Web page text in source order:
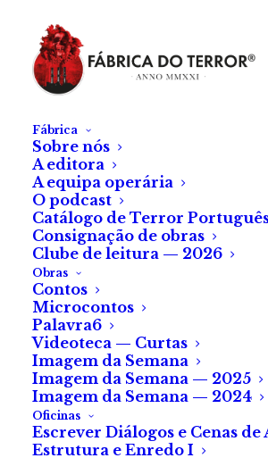
Fábrica
Sobre nós
A editora
A equipa operária
O podcast
Catálogo de Terror
Consignação de obras
Clube de leitura — 2026
Obras
Contos
Microcontos
Palavra6
Videoteca — Curtas
Imagem da Semana
Imagem da Semana — 2025
Imagem da Semana — 2024
Oficinas
Escrever Diálogos e Cenas de
Estrutura e Enredo I
Prendas de
fãs de terror
Nesta lista de
sugestões, há